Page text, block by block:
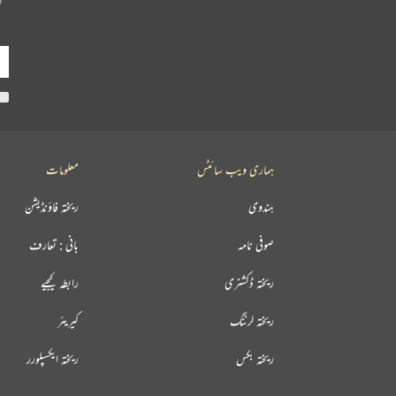
معلومات
ریختہ فاؤنڈیشن
بانی : تعارف
رابطہ کیجیے
کیریئر
ریختہ ایکسپلورر
ہماری ویب سائٹس
ہندوی
صوفی نامہ
ریختہ ڈکشنری
ریختہ لرننگ
ریختہ بکس